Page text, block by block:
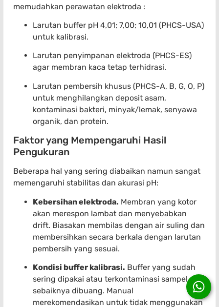
memudahkan perawatan elektroda :
Larutan buffer pH 4,01; 7,00; 10,01 (PHCS-USA)
untuk kalibrasi.
Larutan penyimpanan elektroda (PHCS-ES)
agar membran kaca tetap terhidrasi.
Larutan pembersih khusus (PHCS-A, B, G, O, P)
untuk menghilangkan deposit asam,
kontaminasi bakteri, minyak/lemak, senyawa
organik, dan protein.
Faktor yang Mempengaruhi Hasil
Pengukuran
Beberapa hal yang sering diabaikan namun sangat
memengaruhi stabilitas dan akurasi pH:
Kebersihan elektroda. Membran yang kotor
akan merespon lambat dan menyebabkan
drift. Biasakan membilas dengan air suling dan
membersihkan secara berkala dengan larutan
pembersih yang sesuai.
Kondisi buffer kalibrasi. Buffer yang sudah
sering dipakai atau terkontaminasi sampel
sebaiknya dibuang. Manual
merekomendasikan untuk tidak menggunakan